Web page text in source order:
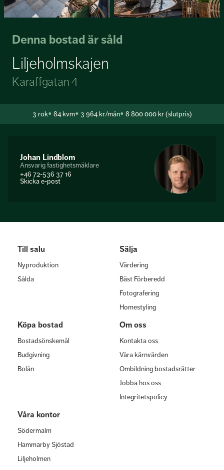
Denna bostad är såld
Karaffgatan 4
Liljeholmskajen
3 rok 84 kvm 3 964 kr/mån 8 800 000 kr (slutpris)
Johan Lindblom
Ansvarig fastighetsmäklare
+46 72-536 37 16
Skicka e-post
Till salu
Nyproduktion
Sålda
Sälja
Värdering
Bäst Förberedd
Fotografering
Homestyling
Köpa bostad
Bostadsönskemål
Budgivning
Bolån
Om oss
Kontakta oss
Våra kärnvärden
Ombildning bostadsrätter
Jobba hos oss
Integritetspolicy
Våra kontor
Södermalm
Hammarby Sjöstad
Liljeholmen